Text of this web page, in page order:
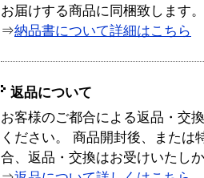
お届けする商品に同梱致します。
⇒納品書について詳細はこちら
返品について
お客様のご都合による返品・交
ください。 商品開封後、または
合、返品・交換はお受けいたし